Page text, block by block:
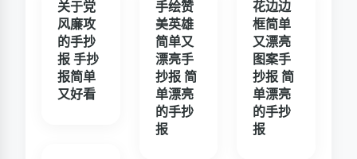
关于党
风廉攻
的手抄
报 手抄
报简单
又好看
手绘赞
美英雄
简单又
漂亮手
抄报 简
单漂亮
的手抄
报
花边边
框简单
又漂亮
图案手
抄报 简
单漂亮
的手抄
报